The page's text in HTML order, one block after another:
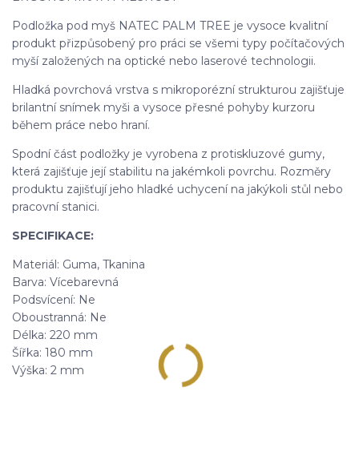
Podložka pod myš NATEC PALM TREE je vysoce kvalitní
produkt přizpůsobený pro práci se všemi typy počítačových
myší založených na optické nebo laserové technologii.
Hladká povrchová vrstva s mikroporézní strukturou zajišťuje
brilantní snímek myši a vysoce přesné pohyby kurzoru
během práce nebo hraní.
Spodní část podložky je vyrobena z protiskluzové gumy,
která zajišťuje její stabilitu na jakémkoli povrchu. Rozměry
produktu zajišťují jeho hladké uchycení na jakýkoli stůl nebo
pracovní stanici.
SPECIFIKACE:
Materiál: Guma, Tkanina
Barva: Vícebarevná
Podsvícení: Ne
Oboustranná: Ne
Délka: 220 mm
Šířka: 180 mm
Výška: 2 mm